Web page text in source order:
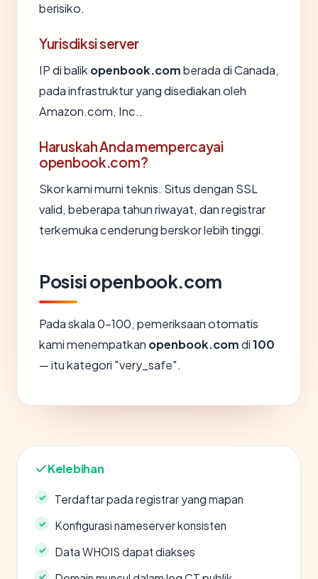
berisiko.
Yurisdiksi server
IP di balik openbook.comberada di Canada,
pada infrastruktur yang disediakan oleh
Amazon.com, Inc..
Haruskah Anda mempercayai
openbook.com?
Skor kami murni teknis. Situs dengan SSL
valid, beberapa tahun riwayat, dan registrar
terkemuka cenderung berskor lebih tinggi.
Posisi openbook.com
Pada skala 0-100, pemeriksaan otomatis
kami menempatkan openbook.comdi100
— itu kategori "very_safe".
Kelebihan
Terdaftar pada registrar yang mapan
Konfigurasi nameserver konsisten
Data WHOIS dapat diakses